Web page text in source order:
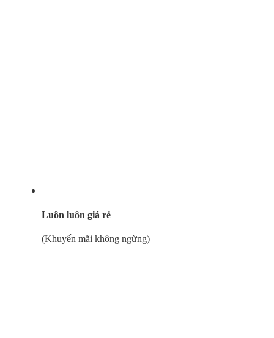
Luôn luôn giá rẻ
(Khuyến mãi không ngừng)